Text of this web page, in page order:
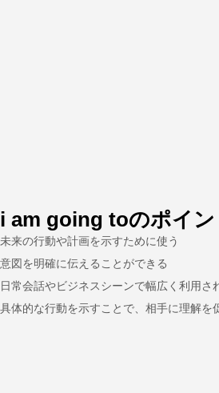
i am going toのポイン
未来の行動や計画を示すために使う
意図を明確に伝えることができる
日常会話やビジネスシーンで幅広く利用さ
具体的な行動を示すことで、相手に理解を